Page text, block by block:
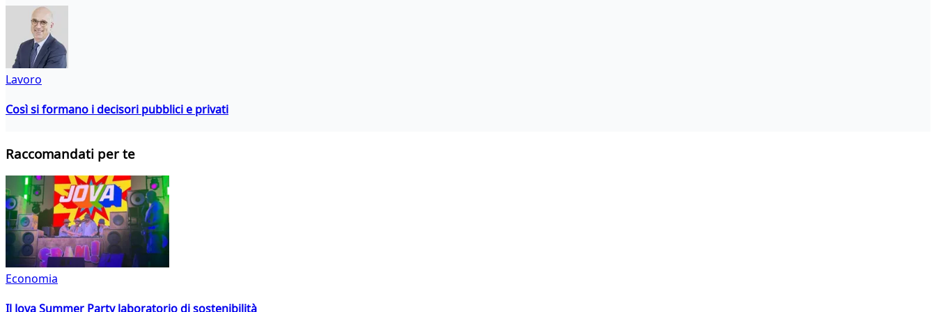
Lavoro
Così si formano i decisori pubblici e privati
Raccomandati per te
Economia
Il Jova Summer Party laboratorio di sostenibilità